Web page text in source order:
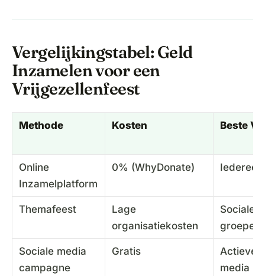
Vergelijkingstabel: Geld
Inzamelen voor een
Vrijgezellenfeest
Methode Kosten Beste
Online
Inzamelplatform
0% (WhyDonate) Iedereen
Themafeest
Lage
organisatiekosten
Sociale
groepen
Sociale media
campagne
Gratis
Actieve
media